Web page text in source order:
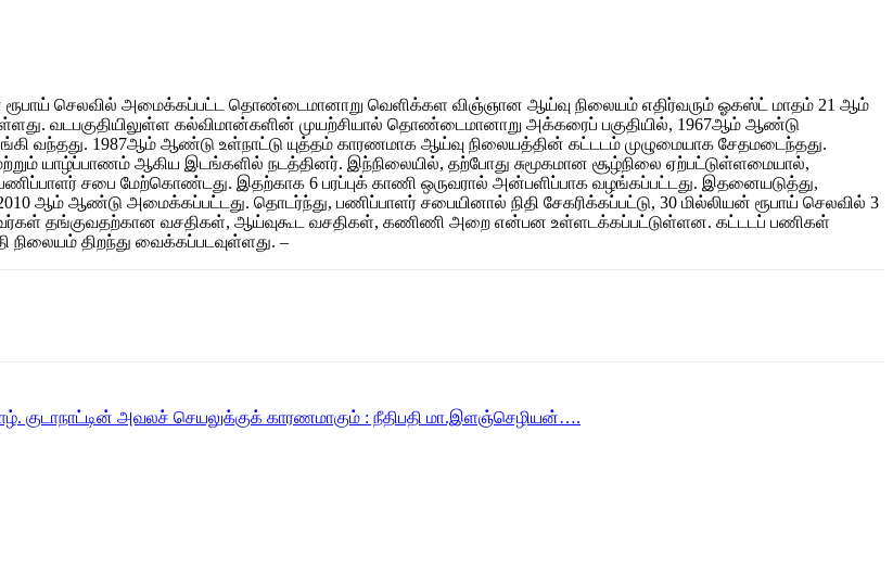
செலவில் அமைக்கப்பட்ட தொண்டைமானாறு வெளிக்கள விஞ்ஞான ஆய்வு நிலையம் எதிர்வரும் ஓகஸ்ட் மாதம் 21 ஆம்
வடபகுதியிலுள்ள கல்விமான்களின் முயற்சியால் தொண்டைமானாறு அக்கரைப் பகுதியில், 1967ஆம் ஆண்டு
வந்தது. 1987ஆம் ஆண்டு உள்நாட்டு யுத்தம் காரணமாக ஆய்வு நிலையத்தின் கட்டடம் முழுமையாக சேதமடைந்தது.
யாழ்ப்பாணம் ஆகிய இடங்களில் நடத்தினர். இந்நிலையில், தற்போது சுமூகமான சூழ்நிலை ஏற்பட்டுள்ளமையால்,
சபை மேற்கொண்டது. இதற்காக 6 பரப்புக் காணி ஒருவரால் அன்பளிப்பாக வழங்கப்பட்டது. இதனையடுத்து,
ஆம் ஆண்டு அமைக்கப்பட்டது. தொடர்ந்து, பணிப்பாளர் சபையினால் நிதி சேகரிக்கப்பட்டு, 30 மில்லியன் ரூபாய் செலவில் 3
தங்குவதற்கான வசதிகள், ஆய்வுகூட வசதிகள், கணிணி அறை என்பன உள்ளடக்கப்பட்டுள்ளன. கட்டடப் பணிகள்
நிலையம் திறந்து வைக்கப்படவுள்ளது. –
குடாநாட்டின் அவலச் செயலுக்குக் காரணமாகும் : நீதிபதி மா.இளஞ்செழியன்….